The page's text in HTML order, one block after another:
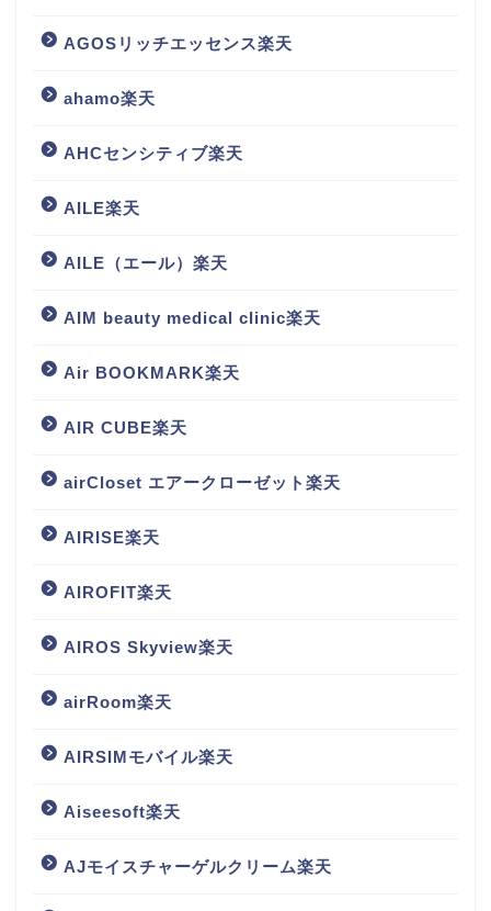
AGOSリッチエッセンス楽天
ahamo楽天
AHCセンシティブ楽天
AILE楽天
AILE（エール）楽天
AIM beauty medical clinic楽天
Air BOOKMARK楽天
AIR CUBE楽天
airCloset エアークローゼット楽天
AIRISE楽天
AIROFIT楽天
AIROS Skyview楽天
airRoom楽天
AIRSIMモバイル楽天
Aiseesoft楽天
AJモイスチャーゲルクリーム楽天